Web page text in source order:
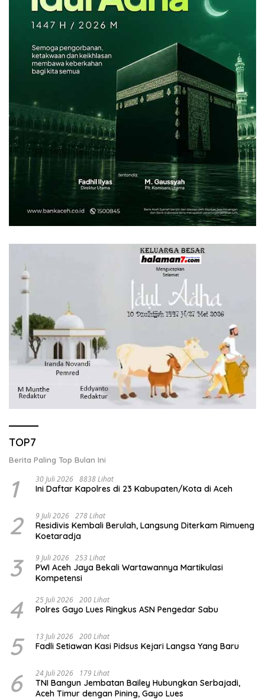
TOP7
Berita Paling Top Bulan Ini
1 30 Juli 2026 8838 Lihat
Ini Daftar Kapolres di 23 Kabupaten/Kota di Aceh
2 9 Juli 2026 278 Lihat
Residivis Kembali Berulah, Langsung Diterkam Rimueng
Koetaradja
3 9 Juli 2026 253 Lihat
PWI Aceh Jaya Bekali Wartawannya Martikulasi
Kompetensi
4 25 Juli 2026 200 Lihat
Polres Gayo Lues Ringkus ASN Pengedar Sabu
5 13 Juli 2026 200 Lihat
Fadli Setiawan Kasi Pidsus Kejari Langsa Yang Baru
6 24 Juli 2026 179 Lihat
TNI Bangun Jembatan Bailey Hubungkan Serbajadi,
Aceh Timur dengan Pining, Gayo Lues